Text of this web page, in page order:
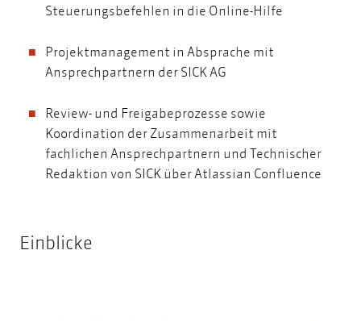
Steuerungsbefehlen in die Online-Hilfe
Projektmanagement in Absprache mit
Ansprechpartnern der SICK AG
Review- und Freigabeprozesse sowie
Koordination der Zusammenarbeit mit
fachlichen Ansprechpartnern und Technischer
Redaktion von SICK über Atlassian Confluence
Einblicke